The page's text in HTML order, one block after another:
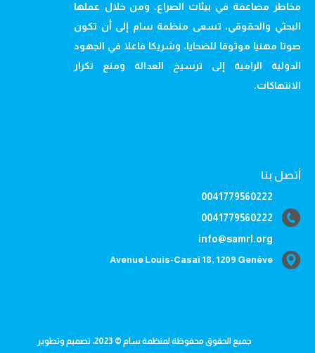
مخاطر مضاعفة في بيئات الصراع. ومن خلال عملها
البحثي والحقوقي، تسعى منظمة سام إلى أن تكون
صوتا مهنيا موثوقا للضحايا، وشريكا فاعلا في الجهود
الدولية الرامية إلى ترسيخ العدالة ومنع تكرار
الانتهاكات.
أتصل بنا
0041779560222
0041779560222
info@samrl.org
Avenue Louis-Casaï 18, 1209 Genève
جميع الحقوق محفوظة لمنظمة سام © 2023، تصميم وتطوير